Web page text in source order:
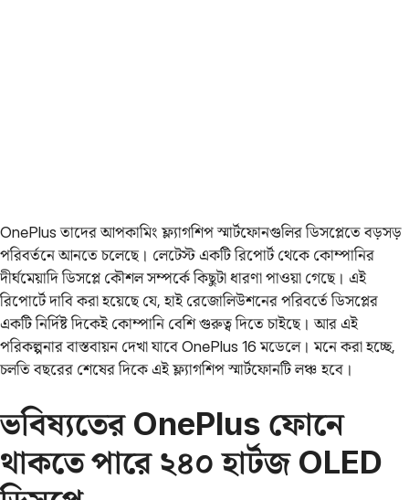
OnePlus তাদের আপকামিং ফ্ল্যাগশিপ স্মার্টফোনগুলির ডিসপ্লেতে বড়সড়
পরিবর্তনে আনতে চলেছে। লেটেস্ট একটি রিপোর্ট থেকে কোম্পানির
দীর্ঘমেয়াদি ডিসপ্লে কৌশল সম্পর্কে কিছুটা ধারণা পাওয়া গেছে। এই
রিপোর্টে দাবি করা হয়েছে যে, হাই রেজোলিউশনের পরিবর্তে ডিসপ্লের
একটি নির্দিষ্ট দিকেই কোম্পানি বেশি গুরুত্ব দিতে চাইছে। আর এই
পরিকল্পনার বাস্তবায়ন দেখা যাবে OnePlus 16 মডেলে। মনে করা হচ্ছে,
চলতি বছরের শেষের দিকে এই ফ্ল্যাগশিপ স্মার্টফোনটি লঞ্চ হবে।
ভবিষ্যতের OnePlus ফোনে
থাকতে পারে ২৪০ হার্টজ OLED